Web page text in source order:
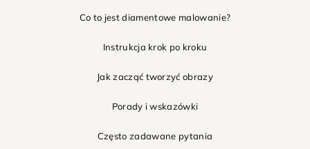
Co to jest diamentowe malowanie?
Instrukcja krok po kroku
Jak zacząć tworzyć obrazy
Porady i wskazówki
Często zadawane pytania